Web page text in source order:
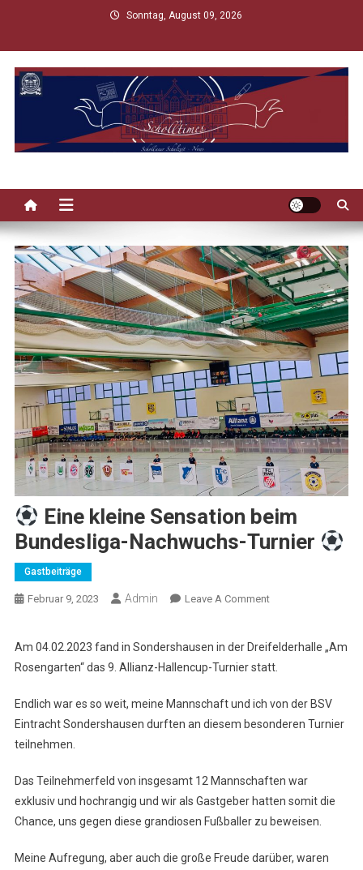
content
Sonntag, August 09, 2026
Eine kleine Sensation beim
Bundesliga-Nachwuchs-Turnier
Gastbeiträge
Februar 9, 2023 Admin Leave A CommentOn
Kleine
Sensation
Bundesliga-
Nachwuchs-
Am 04.02.2023 fand in Sondershausen in der Dreifelderhalle „Am
Rosengarten“ das 9. Allianz-Hallencup-Turnier statt.
Endlich war es so weit, meine Mannschaft und ich von der BSV
Eintracht Sondershausen durften an diesem besonderen Turnier
teilnehmen.
Das Teilnehmerfeld von insgesamt 12 Mannschaften war
exklusiv und hochrangig und wir als Gastgeber hatten somit die
Chance, uns gegen diese grandiosen Fußballer zu beweisen.
Meine Aufregung, aber auch die große Freude darüber, waren